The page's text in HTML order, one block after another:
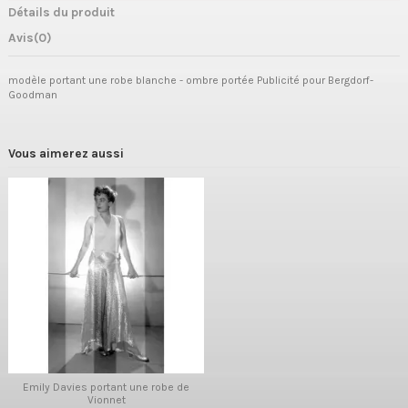
Détails du produit
Avis(0)
modèle portant une robe blanche - ombre portée Publicité pour Bergdorf-
Goodman
Vous aimerez aussi
Emily Davies portant une robe de
Vionnet